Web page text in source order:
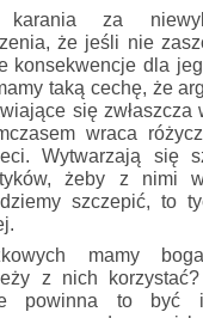
za
że jeśli nie
konsekwencje dla
taką cechę, że
się zwłaszcza
wraca
Wytwarzają się
żeby z nimi
szczepić, to
mamy
z nich
powinna to być